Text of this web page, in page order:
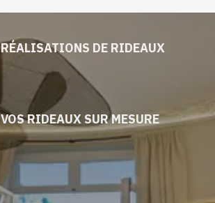
RÉALISATIONS DE RIDEAUX
VOS RIDEAUX SUR MESURE